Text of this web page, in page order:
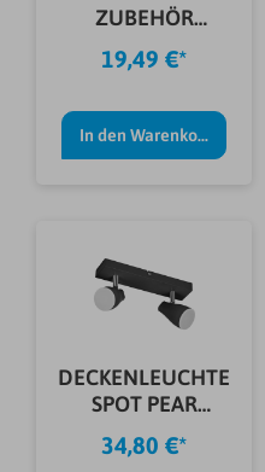
ZUBEHÖR
KREUZVERBINDER
SCHWAR
19,49 €*
In den Warenkorb
DECKENLEUCHTE
SPOT PEAR
2X4,3W 26CM
SCHW
34,80 €*